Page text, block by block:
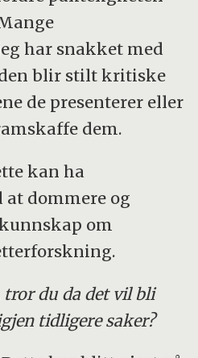
har snakket med
blir stilt kritiske
de presenterer eller
dem.
kan ha
at dommere og
om
du da det vil bli
tidligere saker?